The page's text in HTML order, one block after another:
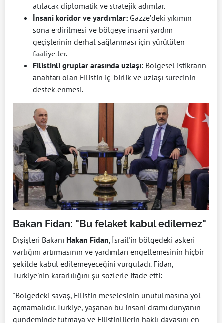
atılacak diplomatik ve stratejik adımlar.
İnsani koridor ve yardımlar: Gazze’deki yıkımın
sona erdirilmesi ve bölgeye insani yardım
geçişlerinin derhal sağlanması için yürütülen
faaliyetler.
Filistinli gruplar arasında uzlaşı: Bölgesel istikrarın
anahtarı olan Filistin içi birlik ve uzlaşı sürecinin
desteklenmesi.
Bakan Fidan: "Bu felaket kabul edilemez"
Dışişleri Bakanı Hakan Fidan, İsrail'in bölgedeki askeri
varlığını artırmasının ve yardımları engellemesinin hiçbir
şekilde kabul edilemeyeceğini vurguladı. Fidan,
Türkiye'nin kararlılığını şu sözlerle ifade etti:
"Bölgedeki savaş, Filistin meselesinin unutulmasına yol
açmamalıdır. Türkiye, yaşanan bu insani dramı dünyanın
gündeminde tutmaya ve Filistinlilerin haklı davasını en